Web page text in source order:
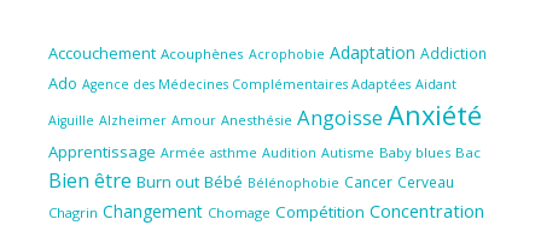
Accouchement Acouphènes Acrophobie Adaptation Addiction
Ado Agence des Médecines Complémentaires Adaptées Aidant
Aiguille Alzheimer Amour Anesthésie Angoisse Anxiété
Apprentissage Armée asthme Audition Autisme Baby blues Bac
Bien être Burn out Bébé Bélénophobie Cancer Cerveau
Chagrin Changement Chomage Compétition Concentration